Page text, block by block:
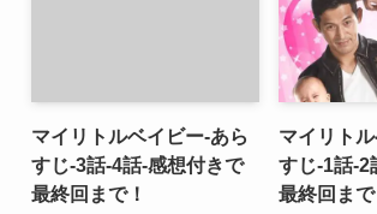
マイリトルベイビー-あら
すじ-3話-4話-感想付きで
最終回まで！
マイリト
すじ-1話-2
最終回まで